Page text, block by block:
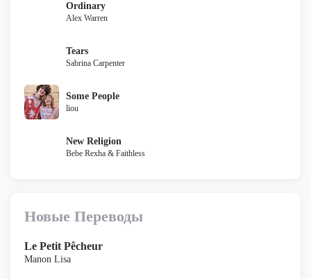
Ordinary
Alex Warren
Tears
Sabrina Carpenter
Some People
liou
New Religion
Bebe Rexha & Faithless
Новые Переводы
Le Petit Pêcheur
Manon Lisa